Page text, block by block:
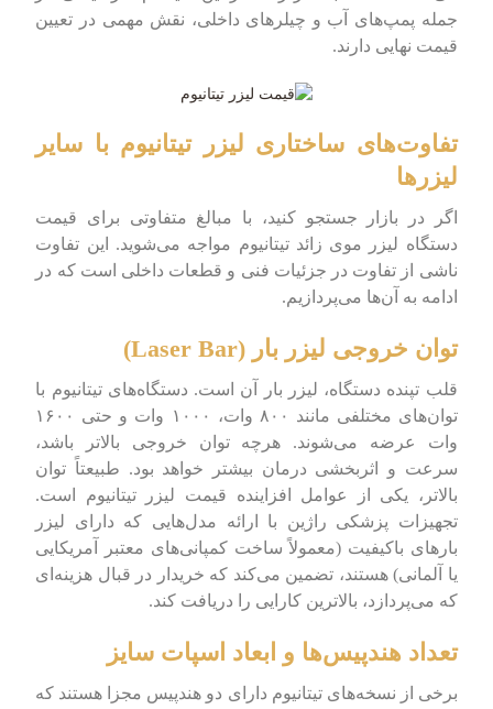
جمله پمپ‌های آب و چیلرهای داخلی، نقش مهمی در تعیین
قیمت نهایی دارند.
تفاوت‌های ساختاری لیزر تیتانیوم با سایر
لیزرها
اگر در بازار جستجو کنید، با مبالغ متفاوتی برای قیمت
دستگاه لیزر موی زائد تیتانیوم مواجه می‌شوید. این تفاوت
ناشی از تفاوت در جزئیات فنی و قطعات داخلی است که در
ادامه به آن‌ها می‌پردازیم.
توان خروجی لیزر بار (Laser Bar)
قلب تپنده دستگاه، لیزر بار آن است. دستگاه‌های تیتانیوم با
توان‌های مختلفی مانند ۸۰۰ وات، ۱۰۰۰ وات و حتی ۱۶۰۰
وات عرضه می‌شوند. هرچه توان خروجی بالاتر باشد،
سرعت و اثربخشی درمان بیشتر خواهد بود. طبیعتاً توان
بالاتر، یکی از عوامل افزاینده قیمت لیزر تیتانیوم است.
تجهیزات پزشکی راژین با ارائه مدل‌هایی که دارای لیزر
بارهای باکیفیت (معمولاً ساخت کمپانی‌های معتبر آمریکایی
یا آلمانی) هستند، تضمین می‌کند که خریدار در قبال هزینه‌ای
که می‌پردازد، بالاترین کارایی را دریافت کند.
تعداد هندپیس‌ها و ابعاد اسپات سایز
برخی از نسخه‌های تیتانیوم دارای دو هندپیس مجزا هستند که